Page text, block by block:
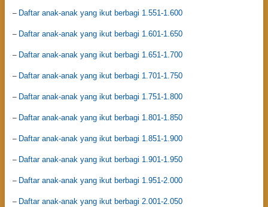
– Daftar anak-anak yang ikut berbagi 1.551-1.600
– Daftar anak-anak yang ikut berbagi 1.601-1.650
– Daftar anak-anak yang ikut berbagi 1.651-1.700
– Daftar anak-anak yang ikut berbagi 1.701-1.750
– Daftar anak-anak yang ikut berbagi 1.751-1.800
– Daftar anak-anak yang ikut berbagi 1.801-1.850
– Daftar anak-anak yang ikut berbagi 1.851-1.900
– Daftar anak-anak yang ikut berbagi 1.901-1.950
– Daftar anak-anak yang ikut berbagi 1.951-2.000
– Daftar anak-anak yang ikut berbagi 2.001-2.050